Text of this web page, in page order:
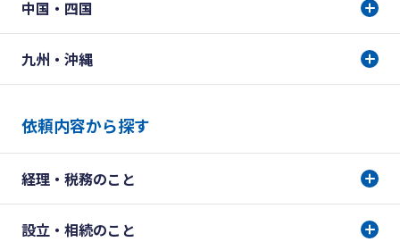
中国・四国
九州・沖縄
依頼内容から探す
経理・税務のこと
設立・相続のこと